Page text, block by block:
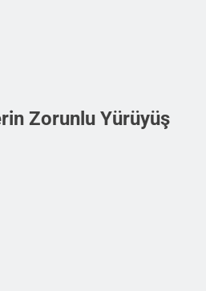
Zorunlu Yürüyüş